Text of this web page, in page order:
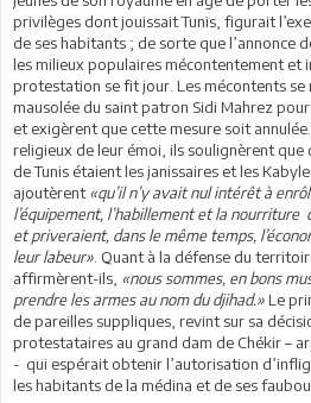
privilèges dont jouissait Tunis, figurait
de ses habitants ; de sorte que l’annonce
les milieux populaires mécontentement et
protestation se fit jour. Les mécontents se
mausolée du saint patron Sidi Mahrez
et exigèrent que cette mesure soit
religieux de leur émoi, ils soulignèrent que
de Tunis étaient les janissaires et les
ajoutèrent«qu’il n’y avait nul intérêt à
l’équipement, l’habillement et la nourriture
et priveraient, dans le même temps,
leur labeur». Quant à la défense du
affirmèrent-ils, «nous sommes, en bons
prendre les armes au nom du djihad.»Le
de pareilles suppliques, revint sur sa
protestataires au grand dam de Chékir –
- qui espérait obtenir l’autorisation
les habitants de la médina et de ses